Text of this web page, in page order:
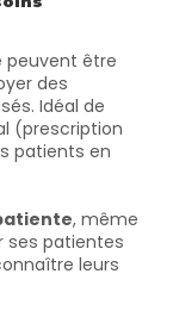
peuvent être
des
Idéal de
(prescription
patients en
, même
ses patientes
leurs